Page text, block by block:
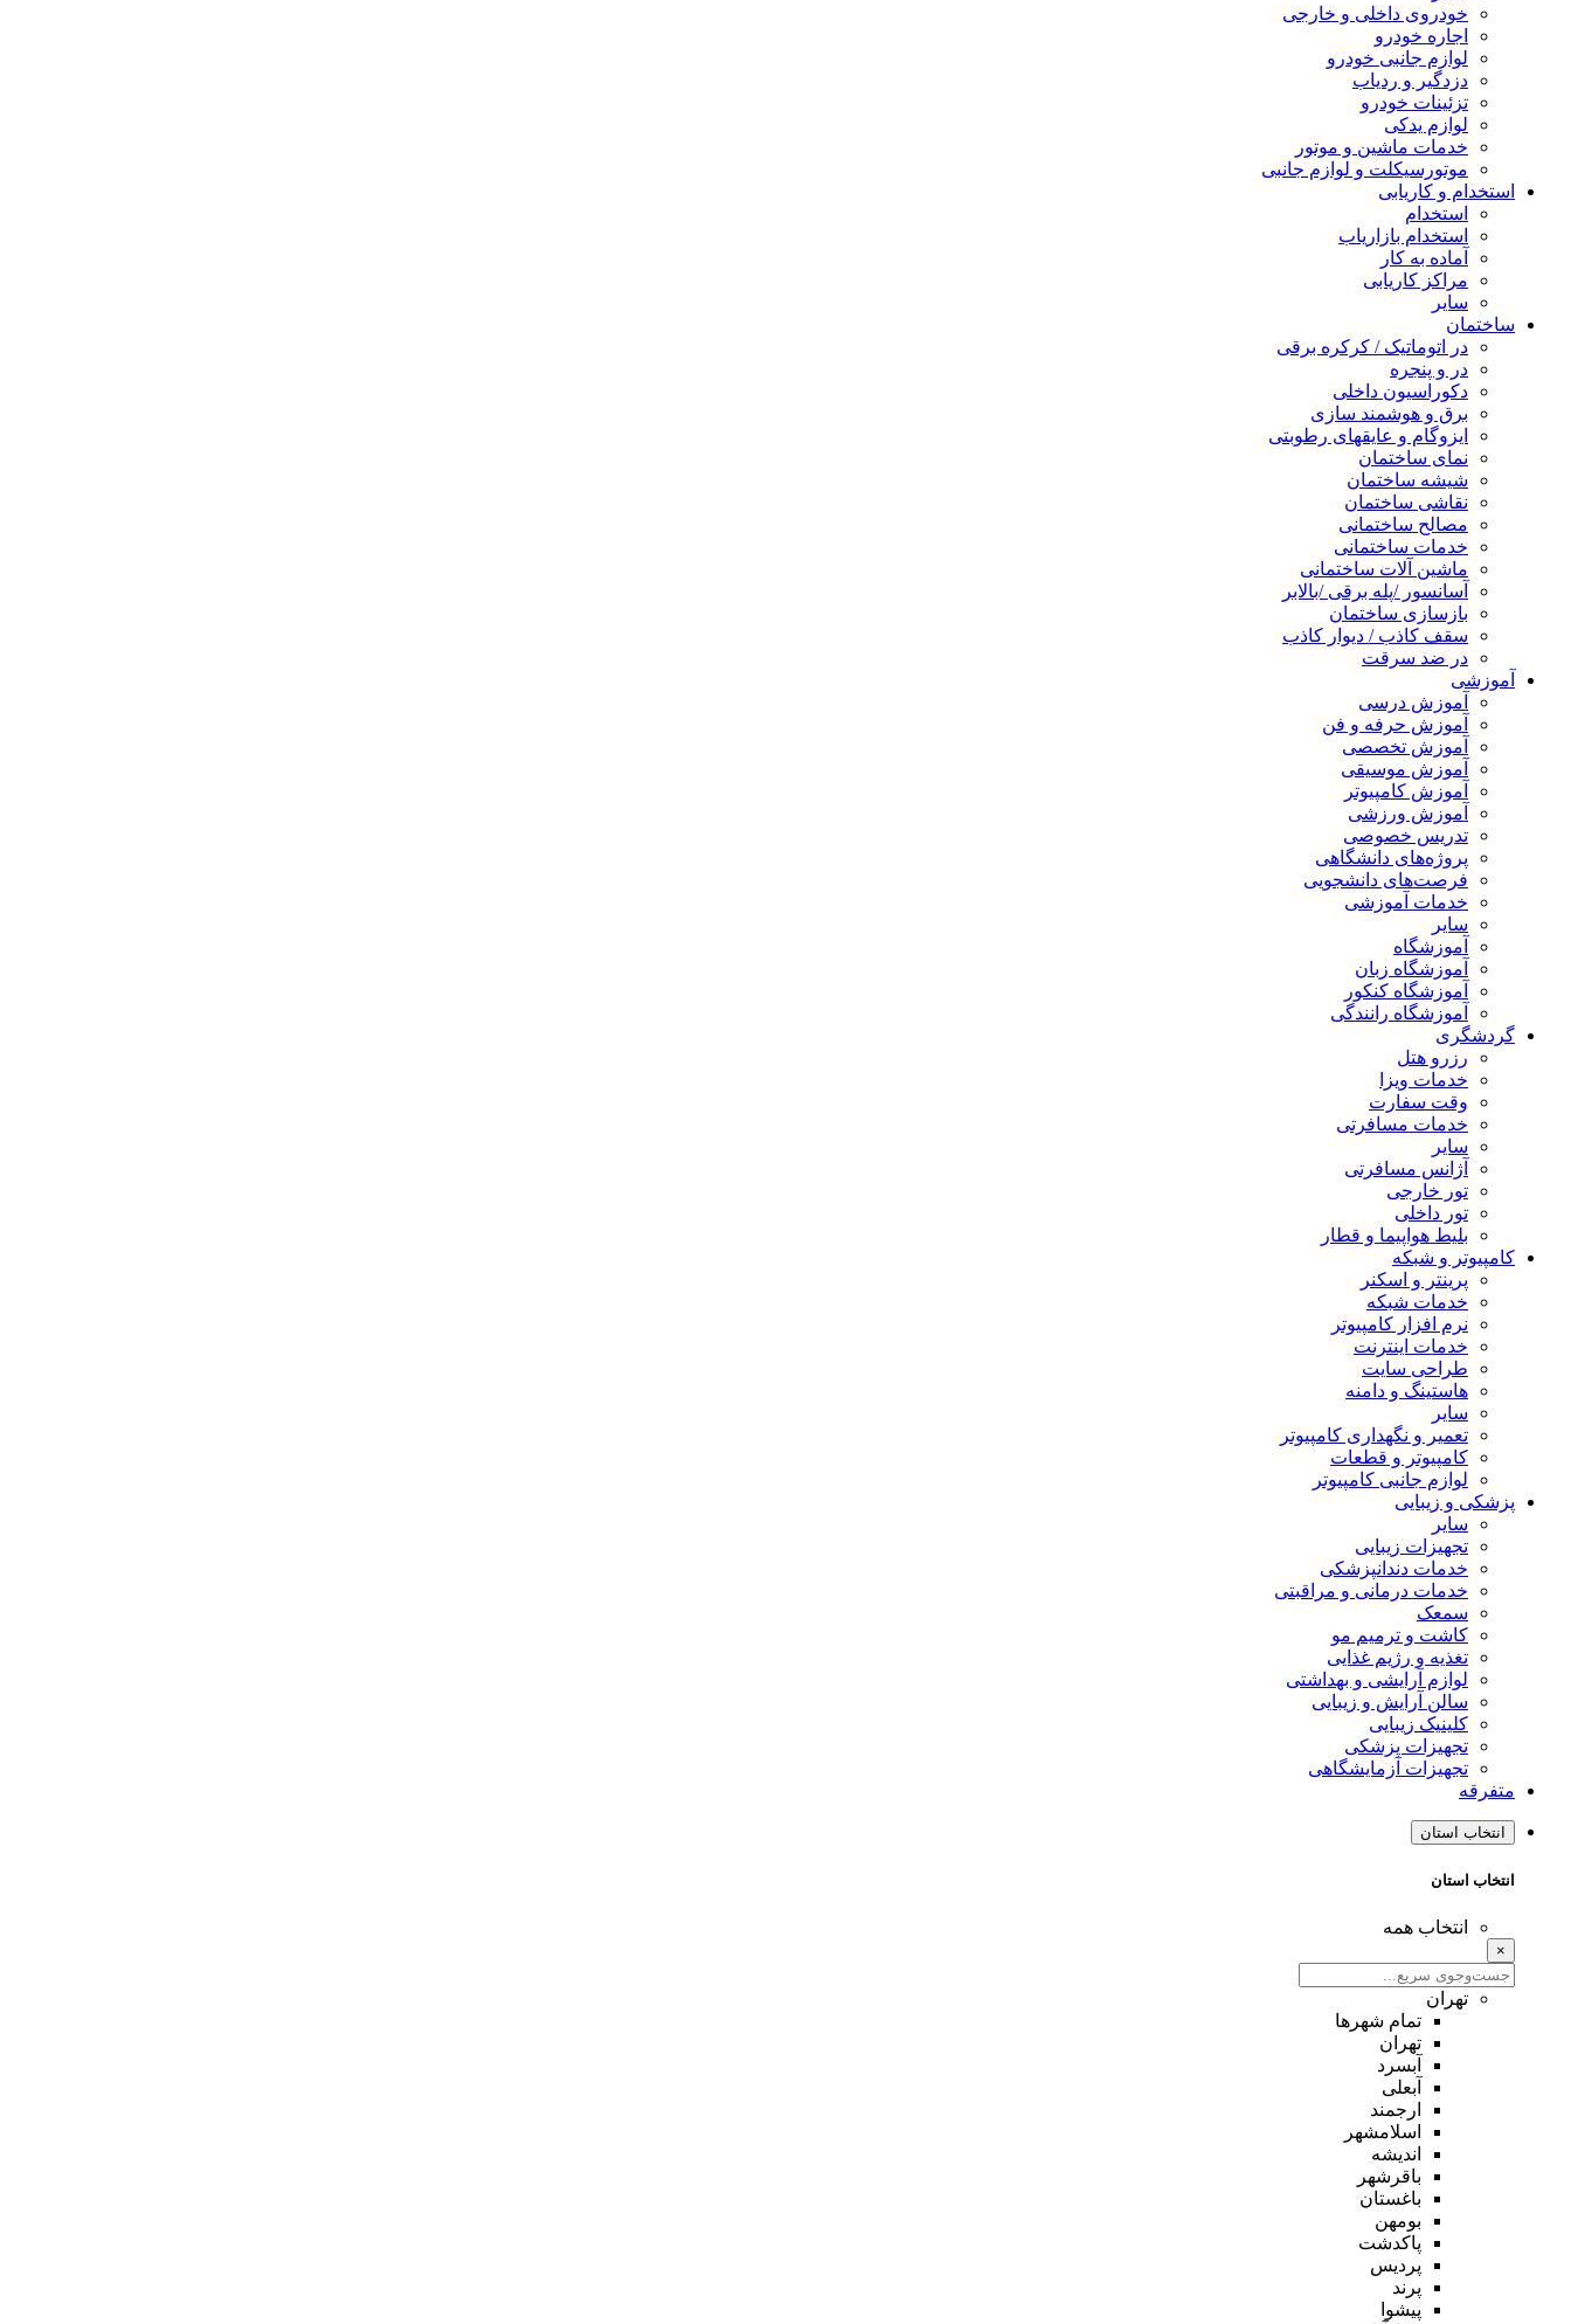
خودروی داخلی و خارجی
اجاره خودرو
لوازم جانبی خودرو
دزدگیر و ردیاب
تزئینات خودرو
لوازم یدکی
خدمات ماشین و موتور
موتورسیکلت و لوازم جانبی
استخدام و کاریابی
استخدام
استخدام بازاریاب
آماده به کار
مراکز کاریابی
سایر
ساختمان
در اتوماتیک / کرکره برقی
در و پنجره
دکوراسیون داخلی
برق و هوشمند سازی
ایزوگام و عایقهای رطوبتی
نمای ساختمان
شیشه ساختمان
نقاشی ساختمان
مصالح ساختمانی
خدمات ساختمانی
ماشین آلات ساختمانی
آسانسور /پله برقی /بالابر
بازسازی ساختمان
سقف کاذب / دیوار کاذب
در ضد سرقت
آموزشی
آموزش درسی
آموزش حرفه و فن
آموزش تخصصی
آموزش موسیقی
آموزش کامپیوتر
آموزش ورزشی
تدریس خصوصی
پروژه‌های دانشگاهی
فرصت‌های دانشجویی
خدمات آموزشی
سایر
آموزشگاه
آموزشگاه زبان
آموزشگاه کنکور
آموزشگاه رانندگی
گردشگری
رزرو هتل
خدمات ویزا
وقت سفارت
خدمات مسافرتی
سایر
آژانس مسافرتی
تور خارجی
تور داخلی
بلیط هواپیما و قطار
کامپیوتر و شبکه
پرینتر و اسکنر
خدمات شبکه
نرم افزار کامپیوتر
خدمات اینترنت
طراحی سایت
هاستینگ و دامنه
سایر
تعمیر و نگهداری کامپیوتر
کامپیوتر و قطعات
لوازم جانبی کامپیوتر
پزشکی و زیبایی
سایر
تجهیزات زیبایی
خدمات دندانپزشکی
خدمات درمانی و مراقبتی
سمعک
کاشت و ترمیم مو
تغذیه و رژیم غذایی
لوازم آرایشی و بهداشتی
سالن آرایش و زیبایی
کلینیک زیبایی
تجهیزات پزشکی
تجهیزات آزمایشگاهی
متفرقه
انتخاب استان
انتخاب استان
انتخاب همه
×
تهران
تمام شهر‌ها
تهران
آبسرد
آبعلی
ارجمند
اسلامشهر
اندیشه
باقرشهر
باغستان
بومهن
پاکدشت
پردیس
پرند
پیشوا